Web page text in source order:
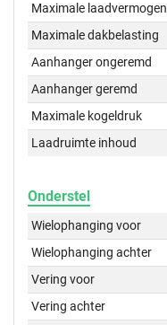
Maximale laadvermogen
Maximale dakbelasting
Aanhanger ongeremd
Aanhanger geremd
Maximale kogeldruk
Laadruimte inhoud
Onderstel
Wielophanging voor
Wielophanging achter
Vering voor
Vering achter